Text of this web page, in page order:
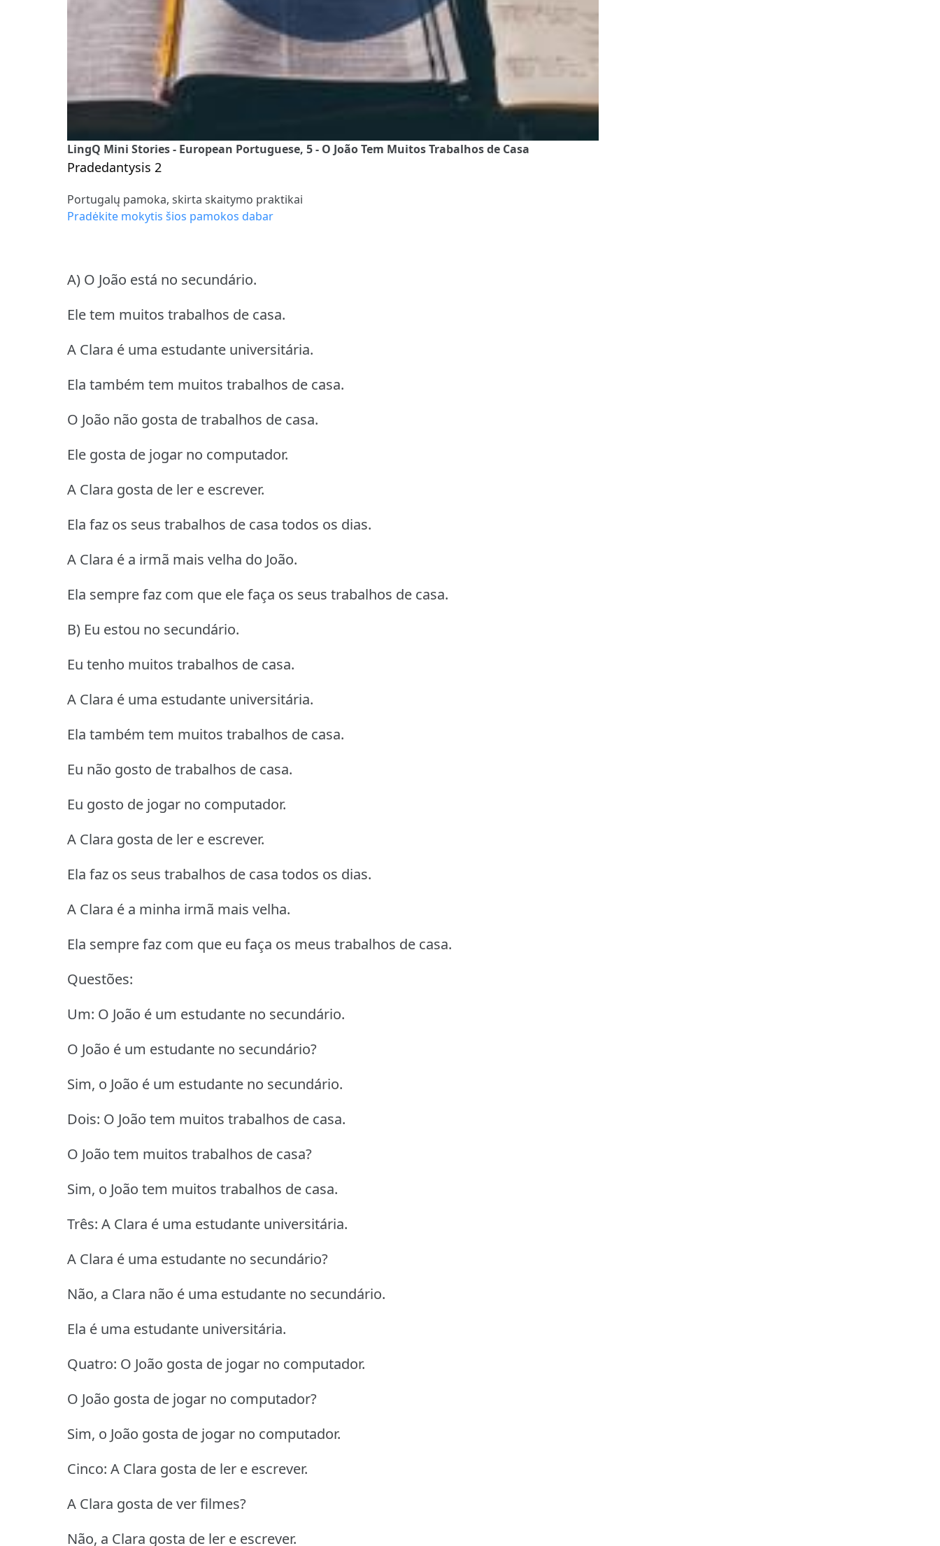
LingQ Mini Stories - European Portuguese, 5 - O João Tem Muitos Trabalhos de Casa
Pradedantysis 2
Portugalų pamoka, skirta skaitymo praktikai
Pradėkite mokytis šios pamokos dabar
A) O João está no secundário.
Ele tem muitos trabalhos de casa.
A Clara é uma estudante universitária.
Ela também tem muitos trabalhos de casa.
O João não gosta de trabalhos de casa.
Ele gosta de jogar no computador.
A Clara gosta de ler e escrever.
Ela faz os seus trabalhos de casa todos os dias.
A Clara é a irmã mais velha do João.
Ela sempre faz com que ele faça os seus trabalhos de casa.
B) Eu estou no secundário.
Eu tenho muitos trabalhos de casa.
A Clara é uma estudante universitária.
Ela também tem muitos trabalhos de casa.
Eu não gosto de trabalhos de casa.
Eu gosto de jogar no computador.
A Clara gosta de ler e escrever.
Ela faz os seus trabalhos de casa todos os dias.
A Clara é a minha irmã mais velha.
Ela sempre faz com que eu faça os meus trabalhos de casa.
Questões:
Um: O João é um estudante no secundário.
O João é um estudante no secundário?
Sim, o João é um estudante no secundário.
Dois: O João tem muitos trabalhos de casa.
O João tem muitos trabalhos de casa?
Sim, o João tem muitos trabalhos de casa.
Três: A Clara é uma estudante universitária.
A Clara é uma estudante no secundário?
Não, a Clara não é uma estudante no secundário.
Ela é uma estudante universitária.
Quatro: O João gosta de jogar no computador.
O João gosta de jogar no computador?
Sim, o João gosta de jogar no computador.
Cinco: A Clara gosta de ler e escrever.
A Clara gosta de ver filmes?
Não, a Clara gosta de ler e escrever.